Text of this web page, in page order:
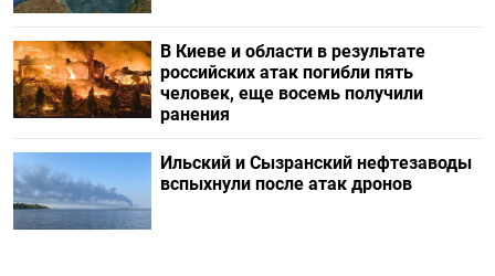
В Киеве и области в результате
российских атак погибли пять
человек, еще восемь получили
ранения
Ильский и Сызранский нефтезаводы
вспыхнули после атак дронов